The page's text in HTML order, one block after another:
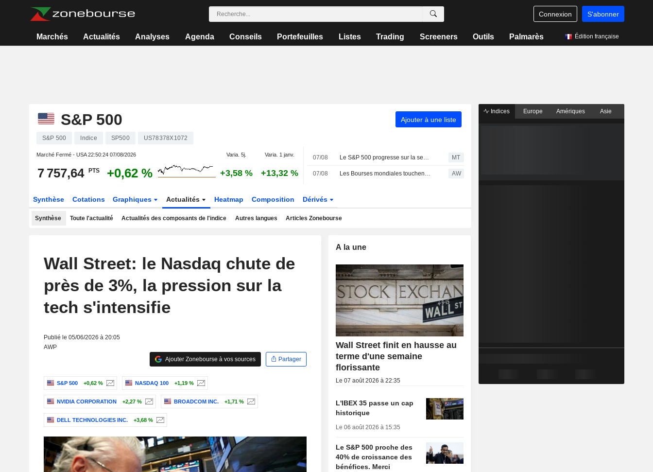
Connexion S'abonner
Marchés Actualités Analyses Agenda Conseils Portefeuilles Listes Trading Screeners Outils Palmarès Édition française
S&P 500 Ajouter à une liste
S&P 500 Indice SP500 US78378X1072
Marché Fermé - USA22:50:24 07/08/2026 Varia. 5j. Varia. 1 janv.
7 757,64 PTS +0,62 % +3,58 % +13,32 %
07/08 Le S&P 500 progresse sur la semaine, porté par l'envolée des géants de la technologie MT
07/08 Les Bourses mondiales touchent des sommets après l'emploi américain AW
Synthèse Cotations Graphiques Actualités Heatmap Composition Dérivés
Synthèse Toute l'actualité Actualités des composants de l'indice Autres langues Articles Zonebourse
Wall Street: le Nasdaq chute de
près de 3%, la pression sur la
tech s'intensifie
Publié le 05/06/2026 à 20:05
AWP
Ajouter Zonebourse à vos sources
Partager
S&P 500 +0,62 % NASDAQ 100 +1,19 %
NVIDIA CORPORATION +2,27 % BROADCOM INC. +1,71 %
DELL TECHNOLOGIES INC. +3,68 %
A la une
Wall Street finit en hausse au
terme d'une semaine
florissante
Le 07 août 2026 à 22:35
L'IBEX 35 passe un cap
historique
Le 06 août 2026 à 15:35
Le S&P 500 proche des
40% de croissance des
bénéfices. Merci
Indices Europe Amériques Asie